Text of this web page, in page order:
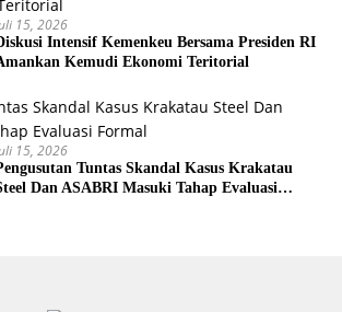
15, 2026
Intensif Kemenkeu Bersama Presiden RI
Kemudi Ekonomi Teritorial
15, 2026
Tuntas Skandal Kasus Krakatau
Dan ASABRI Masuki Tahap Evaluasi